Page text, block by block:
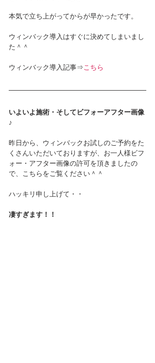
本気で立ち上がってからが早かったです。
ウィンバック導入はすぐに決めてしまいまし
た＾＾
ウィンバック導入記事⇒こちら
いよいよ施術・そしてビフォーアフター画像
♪
昨日から、ウィンバックお試しのご予約をた
くさんいただいておりますが、お一人様ビフ
ォー・アフター画像の許可を頂きましたの
で、こちらをご覧ください＾＾
ハッキリ申し上げて・・
凄すぎます！！